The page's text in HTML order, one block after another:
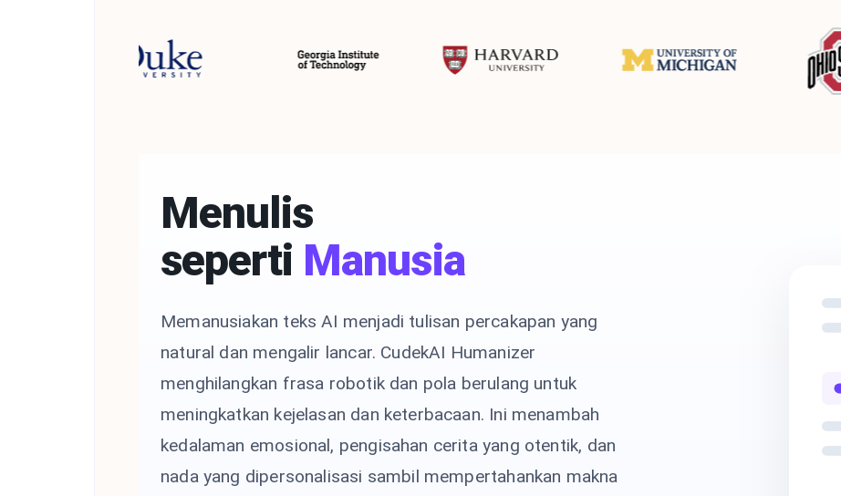
Menulis
seperti Manusia
Memanusiakan teks AI menjadi tulisan percakapan yang
natural dan mengalir lancar. CudekAI Humanizer
menghilangkan frasa robotik dan pola berulang untuk
meningkatkan kejelasan dan keterbacaan. Ini menambah
kedalaman emosional, pengisahan cerita yang otentik, dan
nada yang dipersonalisasi sambil mempertahankan makna